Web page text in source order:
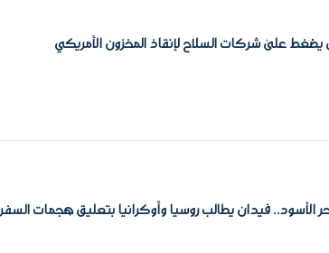
الأسود.. فيدان يطالب روسيا وأوكرانيا بتعليق هجمات